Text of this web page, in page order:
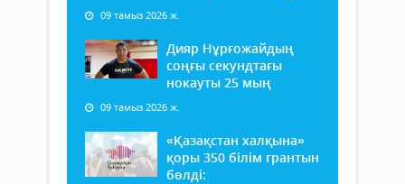
09 тамыз 2026 ж.
Дияр Нұрғожайдың
соңғы секундтағы
нокауты 25 мың
09 тамыз 2026 ж.
«Қазақстан халқына»
қоры 350 білім грантын
бөлді: